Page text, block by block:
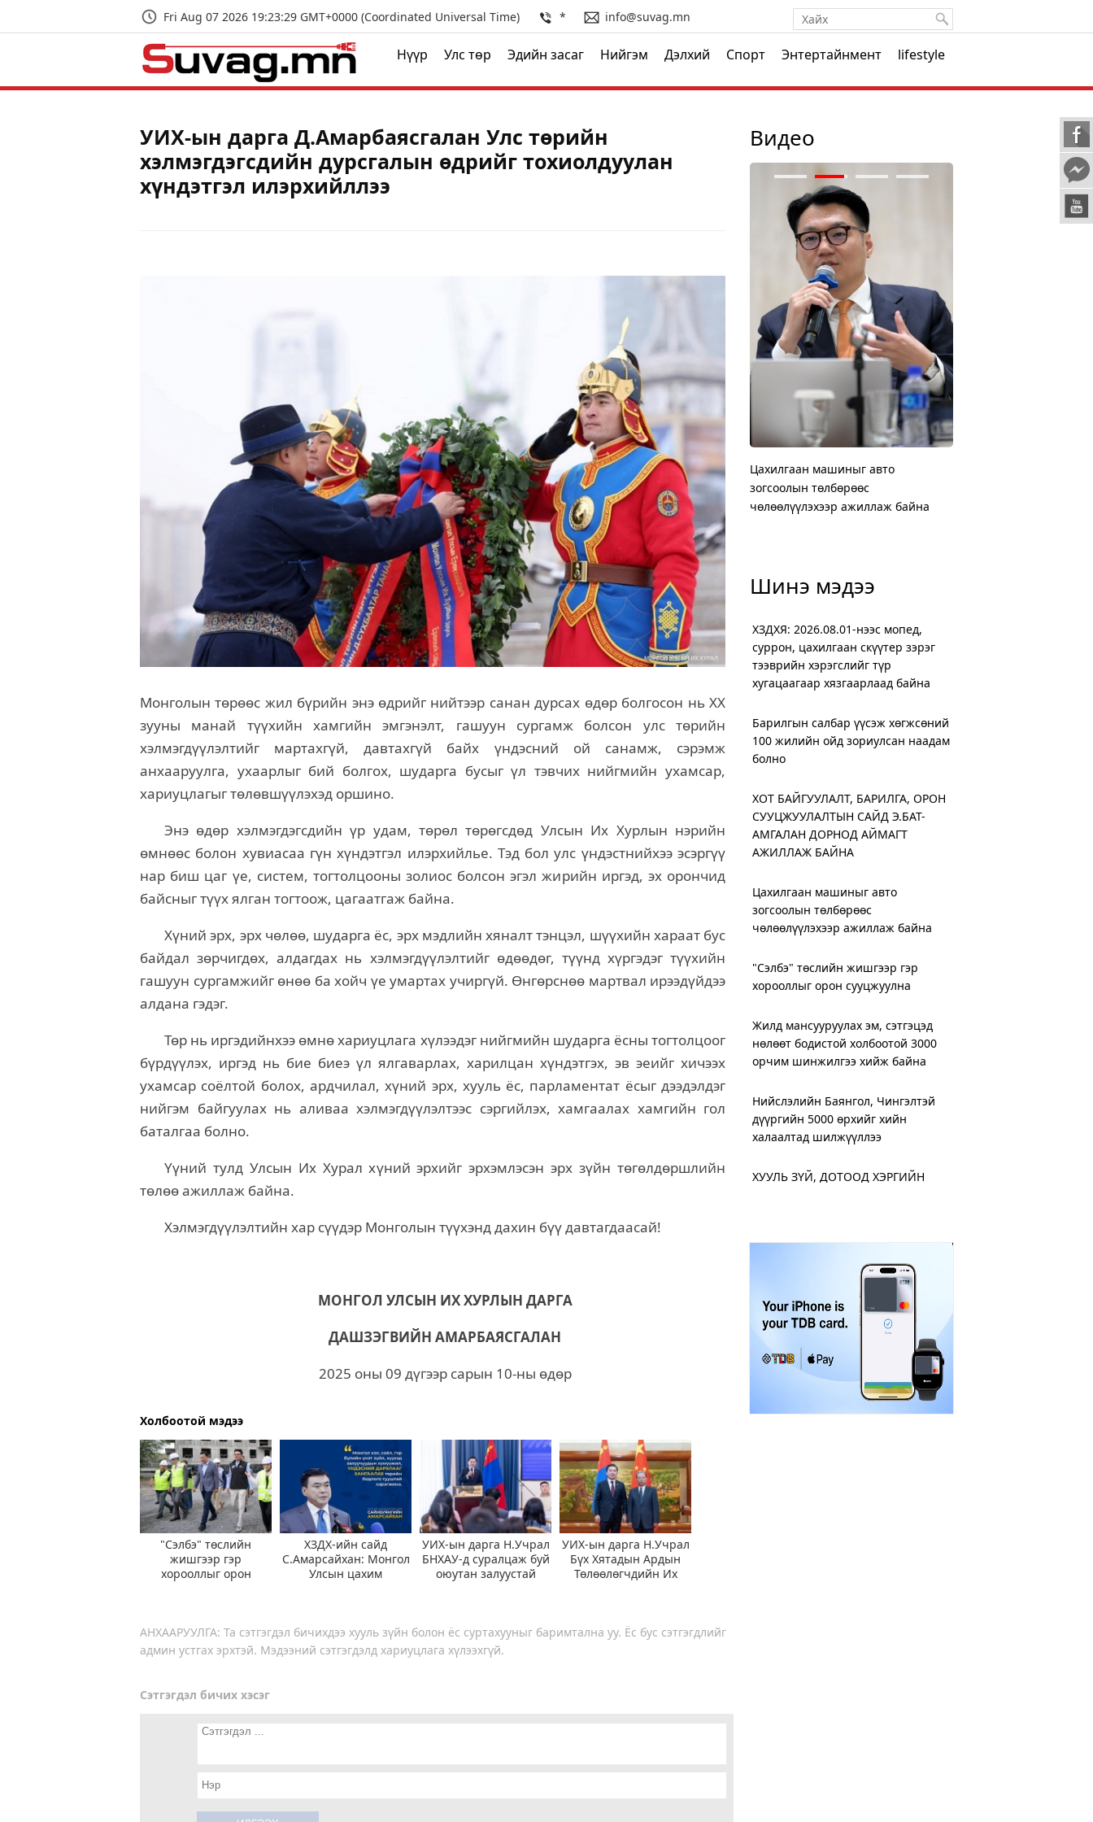
Fri Aug 07 2026 19:23:30 GMT+0000 (Coordinated Universal Time) * info@suvag.mn
Нүүр Улс төр Эдийн засаг Нийгэм Дэлхий Спорт Энтертайнмент lifestyle
УИХ-ын дарга Д.Амарбаясгалан Улс төрийн
хэлмэгдэгсдийн дурсгалын өдрийг тохиолдуулан
хүндэтгэл илэрхийллээ
Монголын төрөөс жил бүрийн энэ өдрийг нийтээр санан дурсах өдөр болгосон нь XX
зууны манай түүхийн хамгийн эмгэнэлт, гашуун сургамж болсон улс төрийн
хэлмэгдүүлэлтийг мартахгүй, давтахгүй байх үндэсний ой санамж, сэрэмж
анхааруулга, ухаарлыг бий болгох, шударга бусыг үл тэвчих нийгмийн ухамсар,
хариуцлагыг төлөвшүүлэхэд оршино.
Энэ өдөр хэлмэгдэгсдийн үр удам, төрөл төрөгсдөд Улсын Их Хурлын нэрийн
өмнөөс болон хувиасаа гүн хүндэтгэл илэрхийлье. Тэд бол улс үндэстнийхээ эсэргүү
нар биш цаг үе, систем, тогтолцооны золиос болсон эгэл жирийн иргэд, эх орончид
байсныг түүх ялган тогтоож, цагаатгаж байна.
Хүний эрх, эрх чөлөө, шударга ёс, эрх мэдлийн хяналт тэнцэл, шүүхийн хараат бус
байдал зөрчигдөх, алдагдах нь хэлмэгдүүлэлтийг өдөөдөг, түүнд хүргэдэг түүхийн
гашуун сургамжийг өнөө ба хойч үе умартах учиргүй. Өнгөрснөө мартвал ирээдүйдээ
алдана гэдэг.
Төр нь иргэдийнхээ өмнө хариуцлага хүлээдэг нийгмийн шударга ёсны тогтолцоог
бүрдүүлэх, иргэд нь бие биеэ үл ялгаварлах, харилцан хүндэтгэх, эв эеийг хичээх
ухамсар соёлтой болох, ардчилал, хүний эрх, хууль ёс, парламентат ёсыг дээдэлдэг
нийгэм байгуулах нь аливаа хэлмэгдүүлэлтээс сэргийлэх, хамгаалах хамгийн гол
баталгаа болно.
Үүний тулд Улсын Их Хурал хүний эрхийг эрхэмлэсэн эрх зүйн төгөлдөршлийн
төлөө ажиллаж байна.
Хэлмэгдүүлэлтийн хар сүүдэр Монголын түүхэнд дахин бүү давтагдаасай!
МОНГОЛ УЛСЫН ИХ ХУРЛЫН ДАРГА
ДАШЗЭГВИЙН АМАРБАЯСГАЛАН
2025 оны 09 дүгээр сарын 10-ны өдөр
Холбоотой мэдээ
"Сэлбэ" төслийн
жишгээр гэр
хорооллыг орон
ХЗДХ-ийн сайд
С.Амарсайхан: Монгол
Улсын цахим
УИХ-ын дарга Н.Учрал
БНХАУ-д суралцаж буй
оюутан залуустай
УИХ-ын дарга Н.Учрал
Бүх Хятадын Ардын
Төлөөлөгчдийн Их
АНХААРУУЛГА: Та сэтгэгдэл бичихдээ хууль зүйн болон ёс суртахууныг баримтална уу. Ёс бус сэтгэгдлийг
админ устгах эрхтэй. Мэдээний сэтгэгдэлд хариуцлага хүлээхгүй.
Сэтгэгдэл бичих хэсэг
Видео
Цахилгаан машиныг авто
зогсоолын төлбөрөөс
чөлөөлүүлэхээр ажиллаж байна
Шинэ мэдээ
ХЗДХЯ: 2026.08.01-нээс мопед,
суррон, цахилгаан скүүтер зэрэг
тээврийн хэрэгслийг түр
хугацаагаар хязгаарлаад байна
Барилгын салбар үүсэж хөгжсөний
100 жилийн ойд зориулсан наадам
болно
ХОТ БАЙГУУЛАЛТ, БАРИЛГА, ОРОН
СУУЦЖУУЛАЛТЫН САЙД Э.БАТ-
АМГАЛАН ДОРНОД АЙМАГТ
АЖИЛЛАЖ БАЙНА
Цахилгаан машиныг авто
зогсоолын төлбөрөөс
чөлөөлүүлэхээр ажиллаж байна
"Сэлбэ" төслийн жишгээр гэр
хорооллыг орон сууцжуулна
Жилд мансууруулах эм, сэтгэцэд
нөлөөт бодистой холбоотой 3000
орчим шинжилгээ хийж байна
Нийслэлийн Баянгол, Чингэлтэй
дүүргийн 5000 өрхийг хийн
халаалтад шилжүүллээ
ХУУЛЬ ЗҮЙ, ДОТООД ХЭРГИЙН
Дамбадаржаа дулааны станцад 10
дугаар сард тохируулга хийж, энэ
онд ашиглалтад оруулна
ХЗДХ-ийн сайд С.Амарсайхан:
Монгол Улсын цахим хэрэглэгчид
дунд 400,000 хуурамч хаяг байн